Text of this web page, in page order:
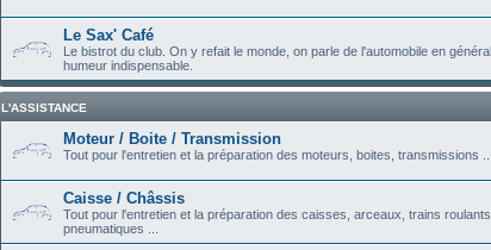
Le Sax' Café
Le bistrot du club. On y refait le monde, on parle de l'automobile en
humeur indispensable.
L'ASSISTANCE
Moteur / Boite / Transmission
Tout pour l'entretien et la préparation des moteurs, boites, transmissions ...
Caisse / Châssis
Tout pour l'entretien et la préparation des caisses, arceaux, trains
pneumatiques ...